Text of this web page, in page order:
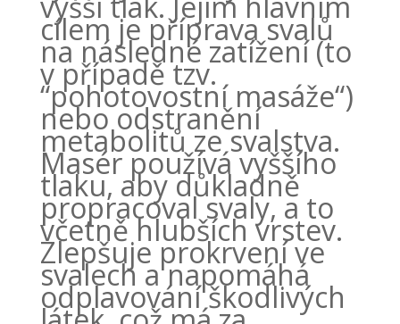
cílem je příprava svalů
na následné zatížení (to
v případě tzv.
“pohotovostní masáže“)
nebo odstranění
metabolitů ze svalstva.
Masér používá vyššího
tlaku, aby důkladně
propracoval svaly, a to
včetně hlubších vrstev.
Zlepšuje prokrvení ve
svalech a napomáhá
odplavování škodlivých